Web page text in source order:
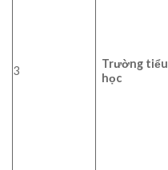
3
Trường tiểu
học